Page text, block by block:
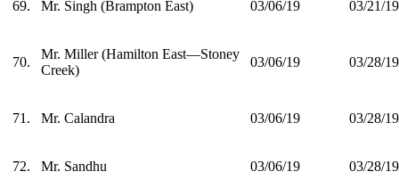
69. Mr. Singh (Brampton East) 03/06/19 03/21/19
70.
Mr. Miller (Hamilton East—Stoney
Creek)
03/06/19 03/28/19
71. Mr. Calandra 03/06/19 03/28/19
72. Mr. Sandhu 03/06/19 03/28/19